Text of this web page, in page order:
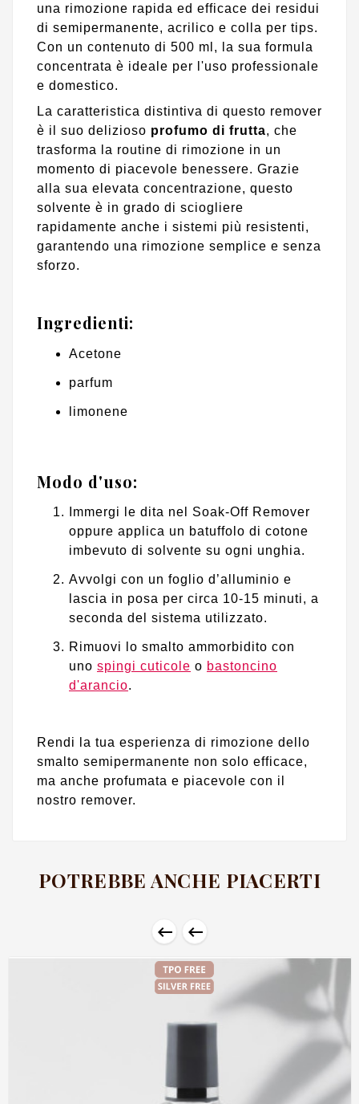
una rimozione rapida ed efficace dei residui
di semipermanente, acrilico e colla per tips.
Con un contenuto di 500 ml, la sua formula
concentrata è ideale per l'uso professionale
e domestico.
La caratteristica distintiva di questo remover
è il suo delizioso profumo di frutta, che
trasforma la routine di rimozione in un
momento di piacevole benessere. Grazie
alla sua elevata concentrazione, questo
solvente è in grado di sciogliere
rapidamente anche i sistemi più resistenti,
garantendo una rimozione semplice e senza
sforzo.
Ingredienti:
Acetone
parfum
limonene
Modo d'uso:
Immergi le dita nel Soak-Off Remover
oppure applica un batuffolo di cotone
imbevuto di solvente su ogni unghia.
Avvolgi con un foglio d’alluminio e
lascia in posa per circa 10-15 minuti, a
seconda del sistema utilizzato.
Rimuovi lo smalto ammorbidito con
uno spingi cuticole o bastoncino
d'arancio.
Rendi la tua esperienza di rimozione dello
smalto semipermanente non solo efficace,
ma anche profumata e piacevole con il
nostro remover.
POTREBBE ANCHE PIACERTI
 